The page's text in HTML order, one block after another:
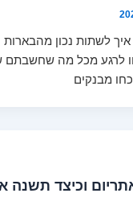
איך לשתות נכון
לרגע מכל מה שחשבתם
מבנקים
וכיצד תשנה